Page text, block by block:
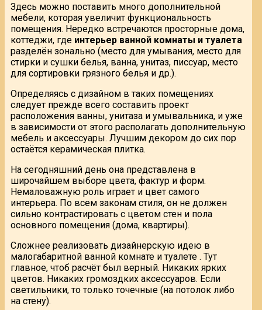
Здесь можно поставить много дополнительной
мебели, которая увеличит функциональность
помещения. Нередко встречаются просторные дома,
коттеджи, где интерьер ванной комнаты и туалета
разделён зонально (место для умывания, место для
стирки и сушки белья, ванна, унитаз, писсуар, место
для сортировки грязного белья и др.).
Определяясь с дизайном в таких помещениях
следует прежде всего составить проект
расположения ванны, унитаза и умывальника, и уже
в зависимости от этого располагать дополнительную
мебель и аксессуары. Лучшим декором до сих пор
остаётся керамическая плитка.
На сегодняшний день она представлена в
широчайшем выборе цвета, фактур и форм.
Немаловажную роль играет и цвет самого
интерьера. По всем законам стиля, он не должен
сильно контрастировать с цветом стен и пола
основного помещения (дома, квартиры).
Сложнее реализовать дизайнерскую идею в
малогабаритной ванной комнате и туалете . Тут
главное, чтоб расчёт был верный. Никаких ярких
цветов. Никаких громоздких аксессуаров. Если
светильники, то только точечные (на потолок либо
на стену).